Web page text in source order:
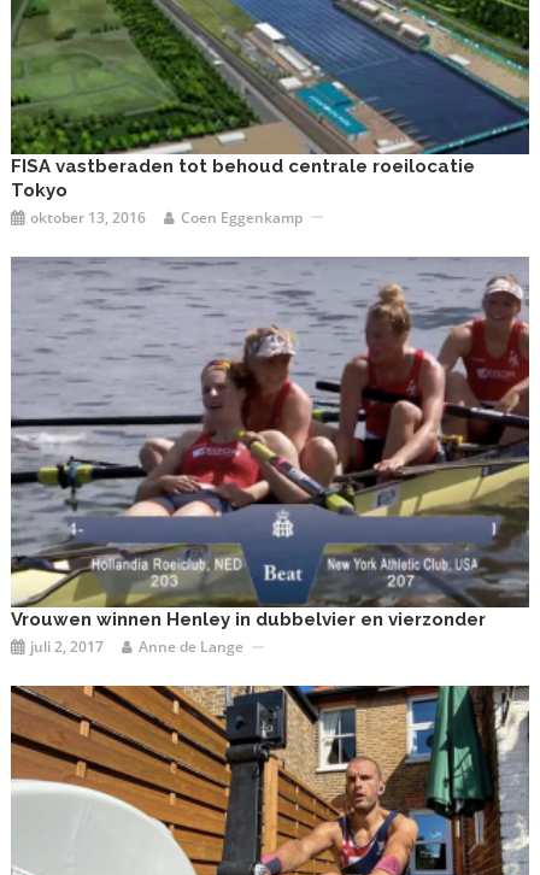
FISA vastberaden tot behoud centrale roeilocatie
Tokyo
oktober 13, 2016 Coen Eggenkamp
Vrouwen winnen Henley in dubbelvier en vierzonder
juli 2, 2017 Anne de Lange